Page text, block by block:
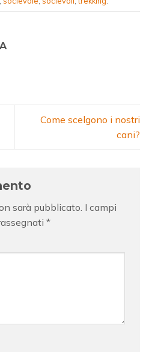
Come scelgono i nostri
cani?
sarà pubblicato. I campi
*